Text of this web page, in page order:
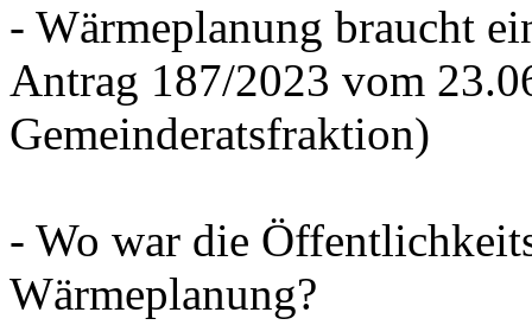
- Wärmeplanung braucht
Antrag 187/2023 vom
Gemeinderatsfraktion)
- Wo war die
Wärmeplanung?